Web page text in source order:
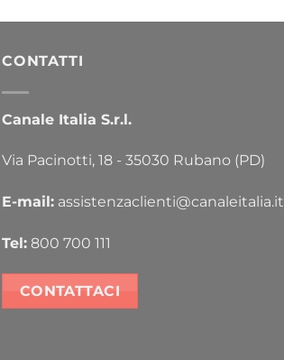
CONTATTI
Canale Italia S.r.l.
Via Pacinotti, 18 - 35030 Rubano (PD)
E-mail: assistenzaclienti@canaleitalia.it
Tel: 800 700 111
CONTATTACI